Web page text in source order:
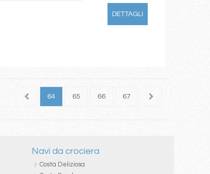
DETTAGLI
63 64 65 66 67 68
Navi da crociera
Costa Deliziosa